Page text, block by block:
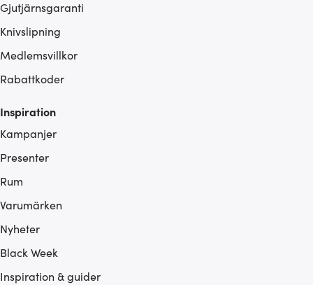
Gjutjärnsgaranti
Knivslipning
Medlemsvillkor
Rabattkoder
Inspiration
Kampanjer
Presenter
Rum
Varumärken
Nyheter
Black Week
Inspiration & guider